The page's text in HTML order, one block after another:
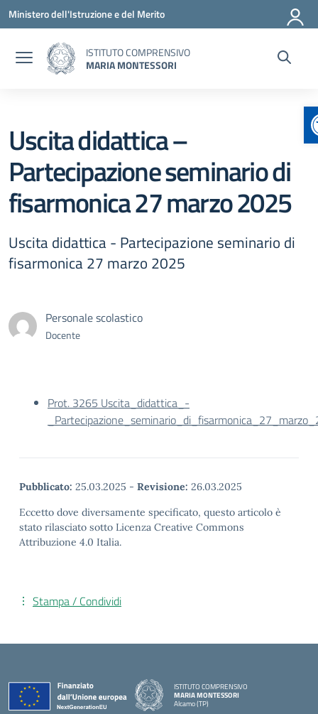
Vai ai contenuti
Vai al menu di navigazione
Vai al footer
Ministero dell'Istruzione e del Merito
ISTITUTO COMPRENSIVO
MARIA MONTESSORI
Uscita didattica –
Partecipazione seminario di
fisarmonica 27 marzo 2025
Uscita didattica - Partecipazione seminario di
fisarmonica 27 marzo 2025
Personale scolastico
Docente
Prot. 3265 Uscita_didattica_-
Pubblicato: 25.03.2025 - Revisione: 26.03.2025
Eccetto dove diversamente specificato, questo articolo è
stato rilasciato sotto Licenza Creative Commons
Attribuzione 4.0 Italia.
Stampa / Condividi
ISTITUTO COMPRENSIVO
MARIA MONTESSORI
Alcamo (TP)